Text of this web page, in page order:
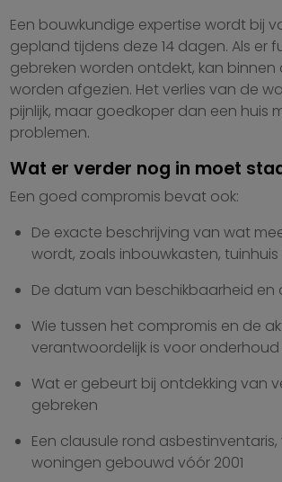
Een bouwkundige expertise wordt bij
gepland tijdens deze 14 dagen. Als er
gebreken worden ontdekt, kan
worden afgezien. Het verlies van de
pijnlijk, maar goedkoper dan een huis
problemen.
Wat er verder nog in moet
Een goed compromis bevat ook:
De exacte beschrijving van wat
wordt, zoals inbouwkasten,
De datum van beschikbaarheid en
Wie tussen het compromis en de
verantwoordelijk is voor onderhoud
Wat er gebeurt bij ontdekking van
gebreken
Een clausule rond
woningen gebouwd vóór 2001